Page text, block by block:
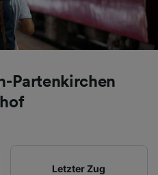
Partenkirchen
Letzter Zug